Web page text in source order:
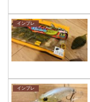
インプレ
インプレ